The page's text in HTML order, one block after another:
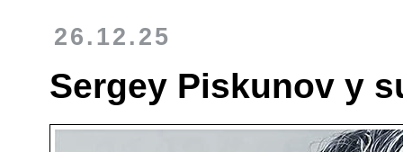
26.12.25
Sergey Piskunov y